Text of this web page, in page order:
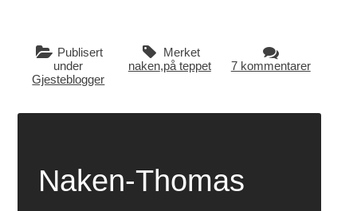
Publisert
under
Gjesteblogger
Merket
naken,på teppet 7 kommentarer
Naken-Thomas